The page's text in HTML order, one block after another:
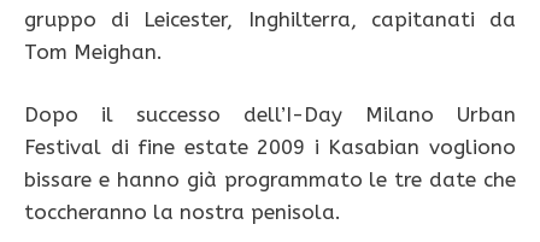
gruppo di Leicester, Inghilterra, capitanati da
Tom Meighan.
Dopo il successo dell’I-Day Milano Urban
Festival di fine estate 2009 i Kasabian vogliono
bissare e hanno già programmato le tre date che
toccheranno la nostra penisola.